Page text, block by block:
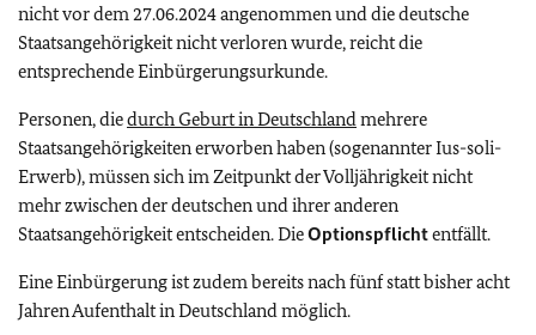
nicht vor dem 27.06.2024 angenommen und die deutsche
Staatsangehörigkeit nicht verloren wurde, reicht die
entsprechende Einbürgerungsurkunde.
Personen, diedurch Geburt in Deutschland mehrere
Staatsangehörigkeiten erworben haben (sogenannter Ius-soli-
Erwerb), müssen sich im Zeitpunkt der Volljährigkeit nicht
mehr zwischen der deutschen und ihrer anderen
Staatsangehörigkeit entscheiden. DieOptionspflichtentfällt.
Eine Einbürgerung ist zudem bereits nach fünf statt bisher acht
Jahren Aufenthalt in Deutschland möglich.